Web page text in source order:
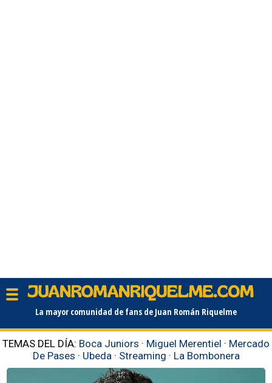
La mayor comunidad de fans de Juan Román Riquelme
TEMAS DEL DÍA: Boca Juniors · Miguel Merentiel · Mercado
De Pases · Ubeda · Streaming · La Bombonera